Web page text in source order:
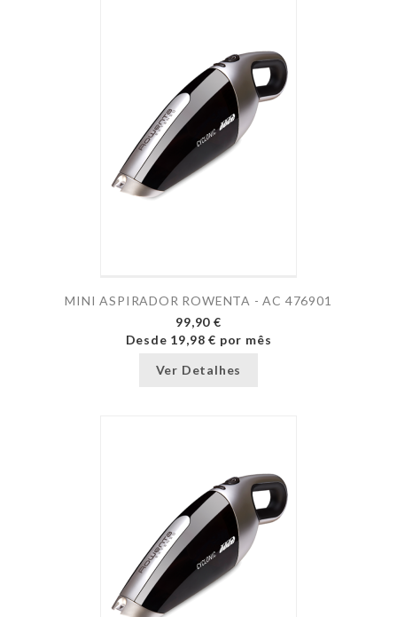
MINI ASPIRADOR ROWENTA - AC 476901
99,90 €
Desde 19,98 € por mês
Ver Detalhes